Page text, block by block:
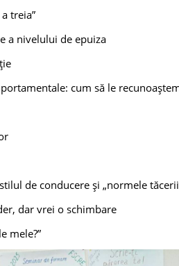
treia”
a nivelului de epuiza
cum să le
de conducere și „normele
dar vrei o schimbare
mele?”